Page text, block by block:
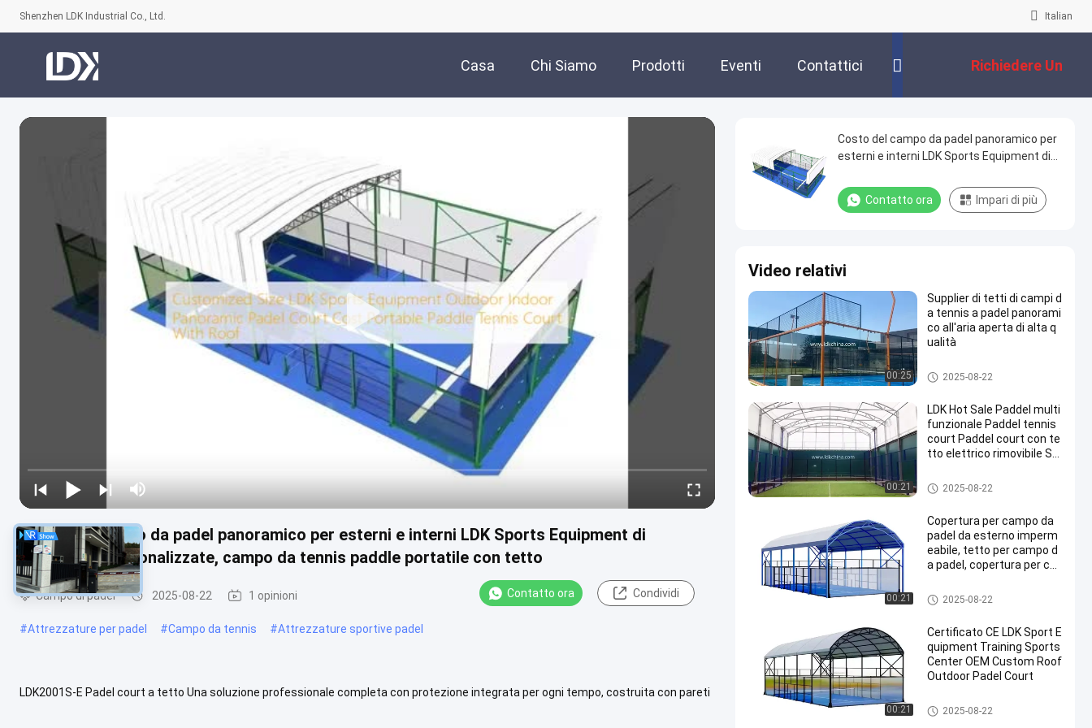
Shenzhen LDK Industrial Co., Ltd. Italian
Casa Chi Siamo Prodotti Eventi Contattici Richiedere Un
Preventivo
Costo del campo da padel panoramico per esterni e interni LDK Sports Equipment di
dimensioni personalizzate, campo da tennis paddle portatile con tetto
Campo di padel 2025-08-22 1 opinioni Contatto ora Condividi
#Attrezzature per padel #Campo da tennis #Attrezzature sportive padel
LDK2001S-E Padel court a tetto Una soluzione professionale completa con protezione integrata per ogni tempo, costruita con pareti
Costo del campo da padel panoramico per
esterni e interni LDK Sports Equipment di
tennis paddle portatile con tetto
Contatto ora Impari di più
Video relativi
00:25
Supplier di tetti di campi d
a tennis a padel panorami
co all'aria aperta di alta q
ualità
Campo di padel
2025-08-22
00:21
LDK Hot Sale Paddel multi
funzionale Paddel tennis
court Paddel court con te
tto elettrico rimovibile Su
mica
Campo di padel
2025-08-22
00:21
Copertura per campo da
padel da esterno imperm
eabile, tetto per campo d
a padel, copertura per ca
Campo di padel
2025-08-22
00:21
Certificato CE LDK Sport E
quipment Training Sports
Center OEM Custom Roof
Outdoor Padel Court
Campo di padel
2025-08-22